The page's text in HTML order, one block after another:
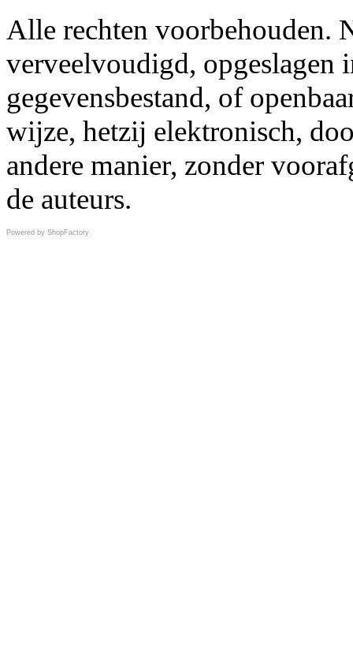
Alle rechten voorbehouden.
verveelvoudigd, opgeslagen
gegevensbestand, of
wijze, hetzij elektronisch,
andere manier, zonder
de auteurs.
Powered by ShopFactory